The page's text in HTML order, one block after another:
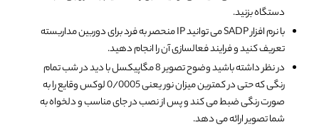
دستگاه بزنید.
با نرم افزار SADP می توانید IP منحصر به فرد برای دوربین مداربسته
تعریف کنید و فرایند فعالسازی آن را انجام دهید.
در نظر داشته باشید وضوح تصویر 8 مگاپیکسل با دید در شب تمام
رنگی که حتی در کمترین میزان نور یعنی 0/0005 لوکس وقایع را به
صورت رنگی ضبط می کند و پس از نصب در جای مناسب و دلخواه به
شما تصویر ارائه می دهد.